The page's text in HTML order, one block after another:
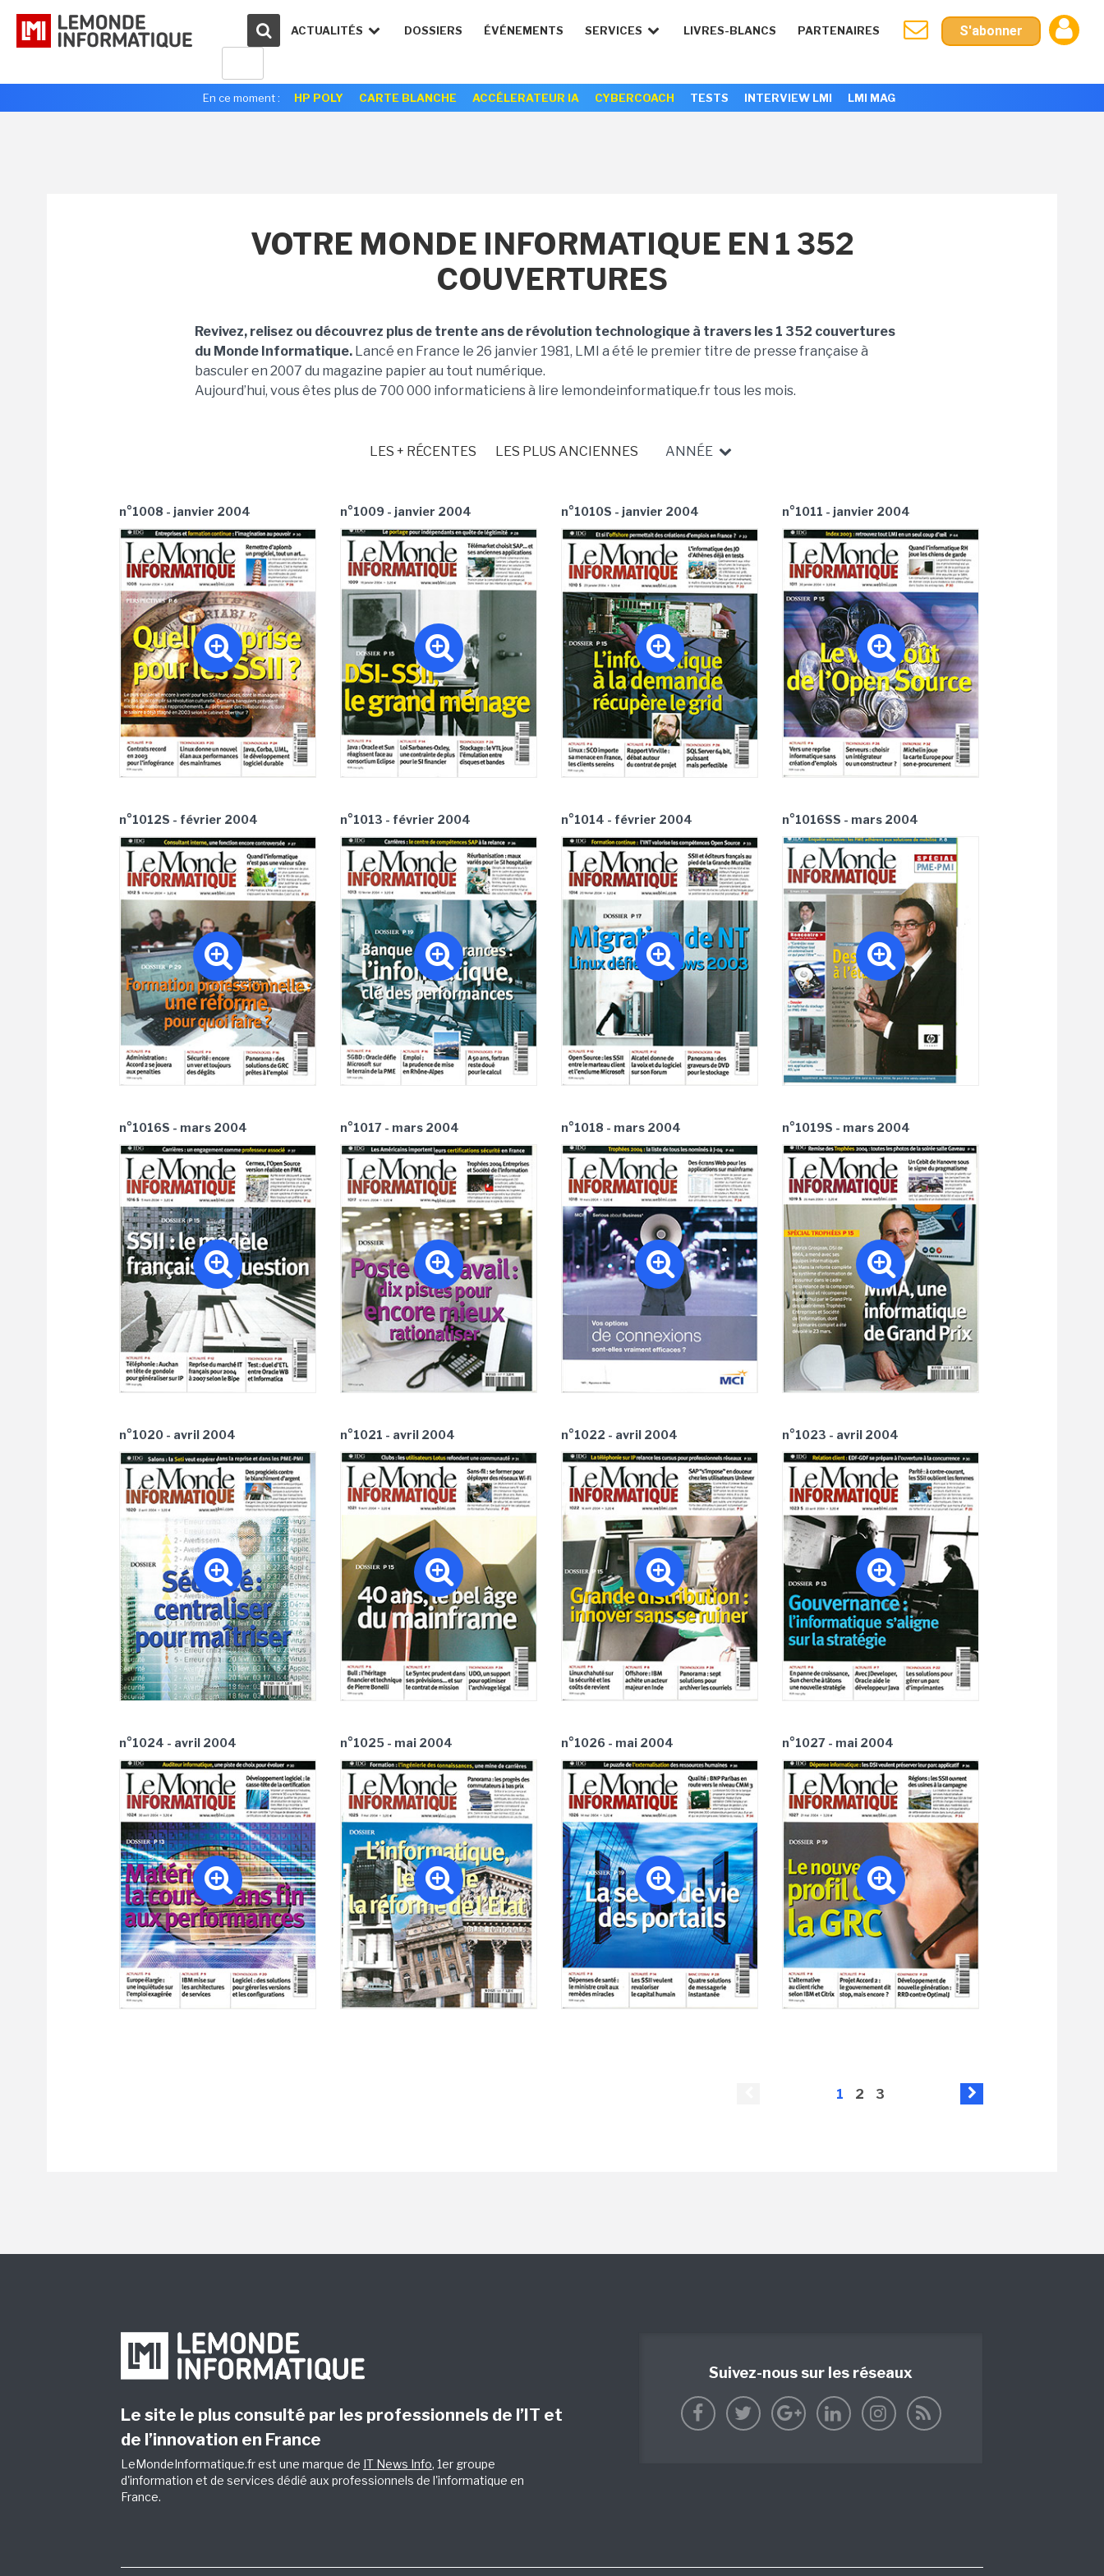
ACTUALITÉS DOSSIERS ÉVÉNEMENTS SERVICES LIVRES-BLANCS PARTENAIRES S'abonner
En ce moment : HP POLY CARTE BLANCHE ACCÉLERATEUR IA CYBERCOACH TESTS INTERVIEW LMI LMI MAG
VOTRE MONDE INFORMATIQUE EN 1 352
COUVERTURES
Revivez, relisez ou découvrez plus de trente ans de révolution technologique à travers les 1 352 couvertures
du Monde Informatique. Lancé en France le 26 janvier 1981, LMI a été le premier titre de presse française à
basculer en 2007 du magazine papier au tout numérique.
Aujourd’hui, vous êtes plus de 700 000 informaticiens à lire lemondeinformatique.fr tous les mois.
LES + RÉCENTES LES PLUS ANCIENNES ANNÉE
n°1008 - janvier 2004 n°1009 - janvier 2004 n°1010S - janvier 2004 n°1011 - janvier 2004
n°1012S - février 2004 n°1013 - février 2004 n°1014 - février 2004 n°1016SS - mars 2004
n°1016S - mars 2004 n°1017 - mars 2004 n°1018 - mars 2004 n°1019S - mars 2004
n°1020 - avril 2004 n°1021 - avril 2004 n°1022 - avril 2004 n°1023 - avril 2004
n°1024 - avril 2004 n°1025 - mai 2004 n°1026 - mai 2004 n°1027 - mai 2004
1 2 3
Le site le plus consulté par les professionnels de l’IT et
de l’innovation en France
LeMondeInformatique.fr est une marque de IT News Info, 1er groupe
d'information et de services dédié aux professionnels de l'informatique en
France.
Suivez-nous sur les réseaux